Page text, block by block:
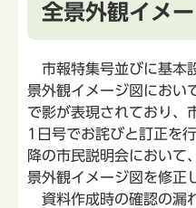
全景外観イメ
市報特集号並びに基本
景外観イメージ図におい
で影が表現されており、
1日号でお詫びと訂正を
降の市民説明会において
景外観イメージ図を修正
資料作成時の確認の漏